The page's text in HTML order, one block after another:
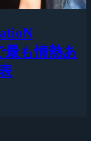
最も情熱あ